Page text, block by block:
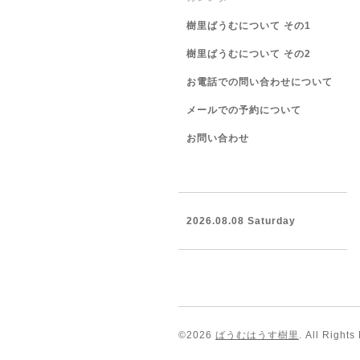
樹里ばうむについて その1
樹里ばうむについて その2
お電話での問い合わせについて
メールでの予約について
お問い合わせ
2026.08.08 Saturday
©2026 ばうむはうす樹里 . All Rights